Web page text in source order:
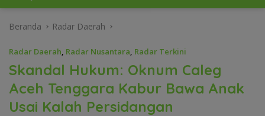
Beranda Radar Daerah
Radar Daerah, Radar Nusantara, Radar Terkini
Skandal Hukum: Oknum Caleg
Aceh Tenggara Kabur Bawa Anak
Usai Kalah Persidangan